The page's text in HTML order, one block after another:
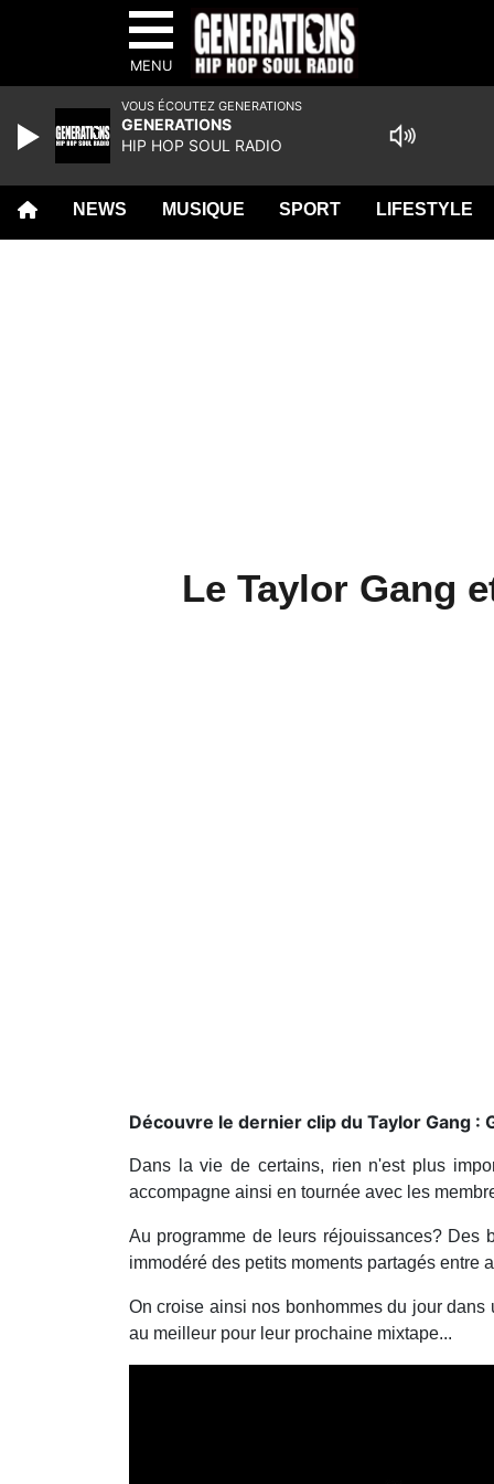
MENU
NEWS MUSIQUE SPORT LIFESTYLE
Le Taylor Gang
Découvre le dernier clip du Taylor Gang :
Dans la vie de certains, rien n'est plus
accompagne ainsi en tournée avec les
Au programme de leurs réjouissances?
immodéré des petits moments partagés entre
On croise ainsi nos bonhommes du jour
au meilleur pour leur prochaine mixtape...
VOUS ÉCOUTEZ GENERATIONS
GENERATIONS
HIP HOP SOUL RADIO